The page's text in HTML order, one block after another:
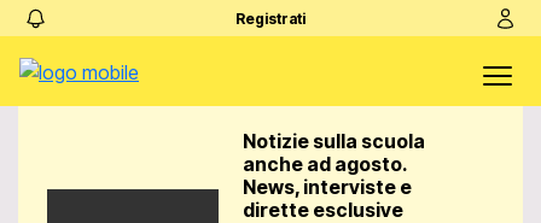
Registrati
Notizie sulla scuola
anche ad agosto.
News, interviste e
dirette esclusive